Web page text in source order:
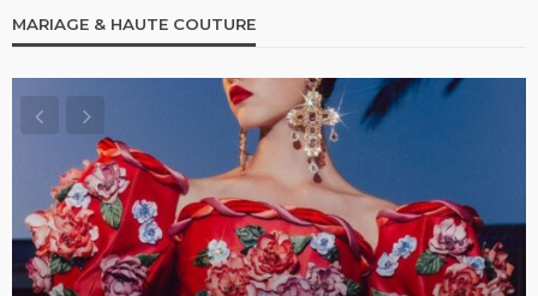
MARIAGE & HAUTE COUTURE